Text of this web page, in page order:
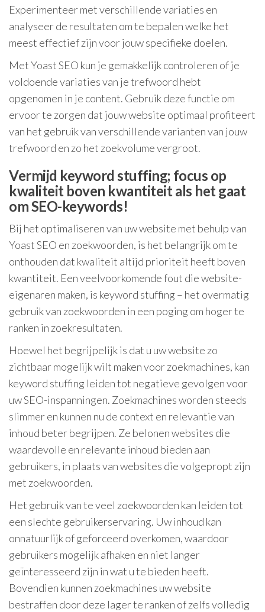
Experimenteer met verschillende variaties en
analyseer de resultaten om te bepalen welke het
meest effectief zijn voor jouw specifieke doelen.
Met Yoast SEO kun je gemakkelijk controleren of je
voldoende variaties van je trefwoord hebt
opgenomen in je content. Gebruik deze functie om
ervoor te zorgen dat jouw website optimaal profiteert
van het gebruik van verschillende varianten van jouw
trefwoord en zo het zoekvolume vergroot.
Vermijd keyword stuffing; focus op
kwaliteit boven kwantiteit als het gaat
om SEO-keywords!
Bij het optimaliseren van uw website met behulp van
Yoast SEO en zoekwoorden, is het belangrijk om te
onthouden dat kwaliteit altijd prioriteit heeft boven
kwantiteit. Een veelvoorkomende fout die website-
eigenaren maken, is keyword stuffing – het overmatig
gebruik van zoekwoorden in een poging om hoger te
ranken in zoekresultaten.
Hoewel het begrijpelijk is dat u uw website zo
zichtbaar mogelijk wilt maken voor zoekmachines, kan
keyword stuffing leiden tot negatieve gevolgen voor
uw SEO-inspanningen. Zoekmachines worden steeds
slimmer en kunnen nu de context en relevantie van
inhoud beter begrijpen. Ze belonen websites die
waardevolle en relevante inhoud bieden aan
gebruikers, in plaats van websites die volgepropt zijn
met zoekwoorden.
Het gebruik van te veel zoekwoorden kan leiden tot
een slechte gebruikerservaring. Uw inhoud kan
onnatuurlijk of geforceerd overkomen, waardoor
gebruikers mogelijk afhaken en niet langer
geïnteresseerd zijn in wat u te bieden heeft.
Bovendien kunnen zoekmachines uw website
bestraffen door deze lager te ranken of zelfs volledig